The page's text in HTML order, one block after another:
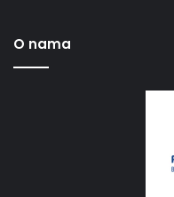
O nama